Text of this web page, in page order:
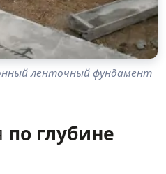
ленточный фундамент
по глубине